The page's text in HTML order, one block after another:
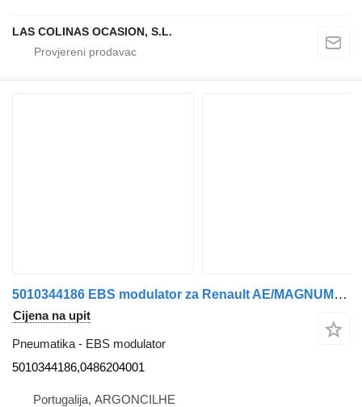
LAS COLINAS OCASION, S.L.
5010344186 EBS modulator za Renault AE/MAGNUM/PREMIUM/MIDLUM/MAJOR/MIDDLE/KERAX kamiona
Cijena na upit
Pneumatika - EBS modulator
5010344186,0486204001
Portugalija, ARGONCILHE